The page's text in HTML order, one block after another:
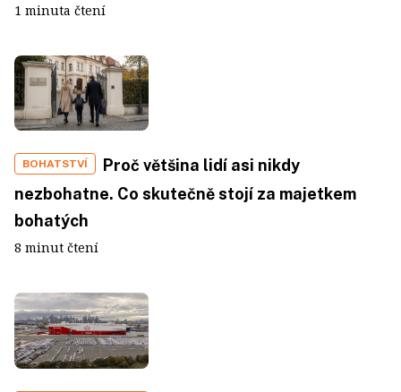
1 minuta čtení
BOHATSTVÍ
Proč většina lidí asi nikdy
nezbohatne. Co skutečně stojí za majetkem
bohatých
8 minut čtení